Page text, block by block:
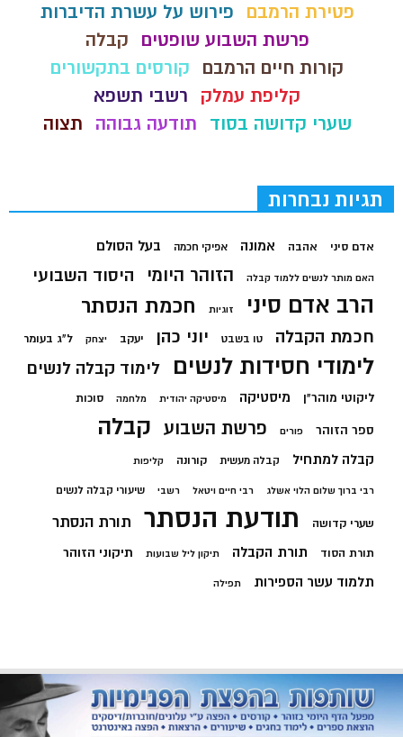
פטירת הרמבם
פירוש על עשרת הדיברות
פרשת השבוע שופטים
קבלה
קורות חיים הרמבם
קורסים בתקשורים
קליפת עמלק
רשבי תשפא
שערי קדושה בסוד
תודעה גבוהה תצוה
תגיות נבחרות
אדם סיני אהבה אמונה אפיקי חכמה בעל הסולם
האם מותר לנשים ללמוד קבלה הזוהר היומי היסוד השבועי
הרב אדם סיני זוגיות חכמת הנסתר
חכמת הקבלה טו בשבט יוני כהן יעקב יצחק ל"ג בעומר
לימודי חסידות לנשים לימוד קבלה לנשים
ליקוטי מוהר"ן מיסטיקה מיסטיקה יהודית מלחמה סוכות
ספר הזוהר פורים פרשת השבוע קבלה
קבלה למתחיל קבלה מעשית קורונה קליפות
רבי ברוך שלום הלוי אשלג רבי חיים ויטאל רשבי שיעורי קבלה לנשים
שערי קדושה תודעת הנסתר תורת הנסתר
תורת הסוד תורת הקבלה תיקון ליל שבועות תיקוני הזוהר
תלמוד עשר הספירות תפילה